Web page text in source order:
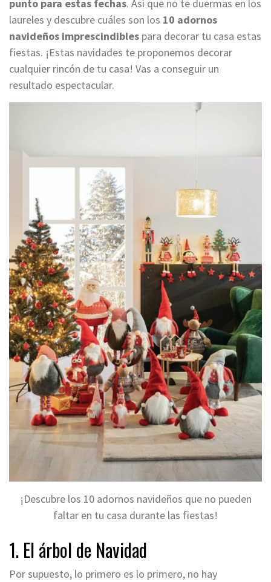
punto para estas fechas. Así que no te duermas en los
laureles y descubre cuáles son los 10 adornos
navideños imprescindibles para decorar tu casa estas
fiestas. ¡Estas navidades te proponemos decorar
cualquier rincón de tu casa! Vas a conseguir un
resultado espectacular.
¡Descubre los 10 adornos navideños que no pueden
faltar en tu casa durante las fiestas!
1. El árbol de Navidad
Por supuesto, lo primero es lo primero, no hay